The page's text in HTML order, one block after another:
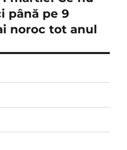
până pe 9
noroc tot anul